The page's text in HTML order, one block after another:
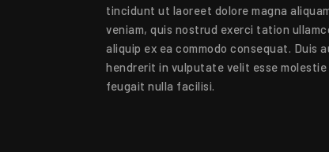
tincidunt ut laoreet dolore magna
veniam, quis nostrud exerci tation
aliquip ex ea commodo consequat. Duis
hendrerit in vulputate velit esse
feugait nulla facilisi.